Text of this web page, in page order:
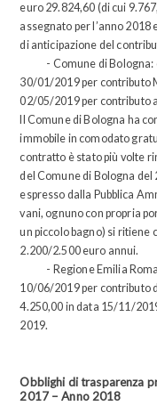
euro 29.824,60 (di cui
assegnato per l’anno
di anticipazione del
- Comune di Bologna:
30/01/2019 per contributo
02/05/2019 per contributo
Il Comune di Bologna ha
immobile in comodato
contratto è stato più volte
del Comune di Bologna
espresso dalla Pubblica
vani, ognuno con propria
un piccolo bagno) si ritiene
2.200/2.500 euro annui.
- Regione Emilia
10/06/2019 per contributo
4.250,00 in data 15/11/
2019.
Obblighi di trasparenza
2017 – Anno 2018